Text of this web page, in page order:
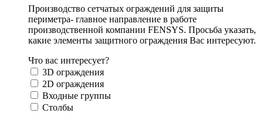
Производство сетчатых ограждений для защиты
периметра- главное направление в работе
производственной компании FENSYS. Просьба указать,
какие элементы защитного ограждения Вас интересуют.
Что вас интересует?
3D ограждения
2D ограждения
Входные группы
Столбы